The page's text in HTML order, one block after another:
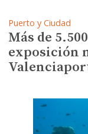
Puerto y Ciudad
Más de
exposición